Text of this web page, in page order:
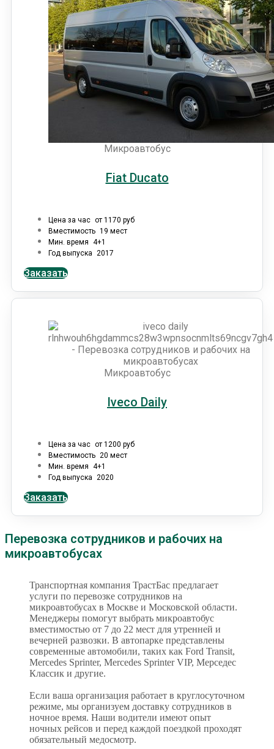
Микроавтобус
Fiat Ducato
Цена за час от 1170 руб
Вместимость 19 мест
Мин. время 4+1
Год выпуска 2017
Заказать
Микроавтобус
Iveco Daily
Цена за час от 1200 руб
Вместимость 20 мест
Мин. время 4+1
Год выпуска 2020
Заказать
Перевозка сотрудников и рабочих на
микроавтобусах
Транспортная компания ТрастБас предлагает
услуги по перевозке сотрудников на
микроавтобусах в Москве и Московской области.
Менеджеры помогут выбрать микроавтобус
вместимостью от 7 до 22 мест для утренней и
вечерней развозки. В автопарке представлены
современные автомобили, таких как Ford Transit,
Mercedes Sprinter, Mercedes Sprinter VIP, Мерседес
Классик и другие.
Если ваша организация работает в круглосуточном
режиме, мы организуем доставку сотрудников в
ночное время. Наши водители имеют опыт
ночных рейсов и перед каждой поездкой проходят
обязательный медосмотр.